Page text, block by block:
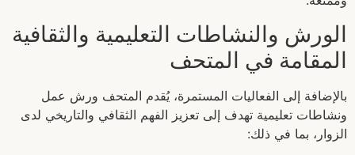
الورش والنشاطات التعليمية والثقافية
المقامة في المتحف
بالإضافة إلى الفعاليات المستمرة، يُقدم المتحف ورش عمل
ونشاطات تعليمية تهدف إلى تعزيز الفهم الثقافي والتاريخي لدى
الزوار، بما في ذلك: